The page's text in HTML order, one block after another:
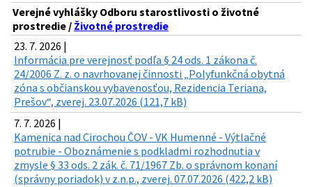
Verejné vyhlášky Odboru starostlivosti o životné
prostredie / Životné prostredie
23. 7. 2026 |
Informácia pre verejnosť podľa § 24 ods. 1 zákona č.
24/2006 Z. z. o navrhovanej činnosti „Polyfunkčná obytná
zóna s občianskou vybavenosťou, Rezidencia Teriana,
Prešov“, zverej. 23.07.2026 (121,7 kB)
7. 7. 2026 |
Kamenica nad Cirochou ČOV - VK Humenné - Výtlačné
potrubie - Oboznámenie s podkladmi rozhodnutia v
zmysle § 33 ods. 2 zák. č. 71/1967 Zb. o správnom konaní
(správny poriadok) v z.n.p., zverej. 07.07.2026 (422,2 kB)